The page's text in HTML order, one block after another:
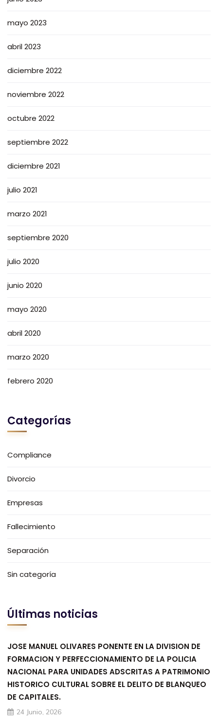
mayo 2023
abril 2023
diciembre 2022
noviembre 2022
octubre 2022
septiembre 2022
diciembre 2021
julio 2021
marzo 2021
septiembre 2020
julio 2020
junio 2020
mayo 2020
abril 2020
marzo 2020
febrero 2020
Categorías
Compliance
Divorcio
Empresas
Fallecimiento
Separación
Sin categoría
Últimas noticias
JOSE MANUEL OLIVARES PONENTE EN LA DIVISION DE
FORMACION Y PERFECCIONAMIENTO DE LA POLICIA
NACIONAL PARA UNIDADES ADSCRITAS A PATRIMONIO
HISTORICO CULTURAL SOBRE EL DELITO DE BLANQUEO
DE CAPITALES.
24 Junio, 2026